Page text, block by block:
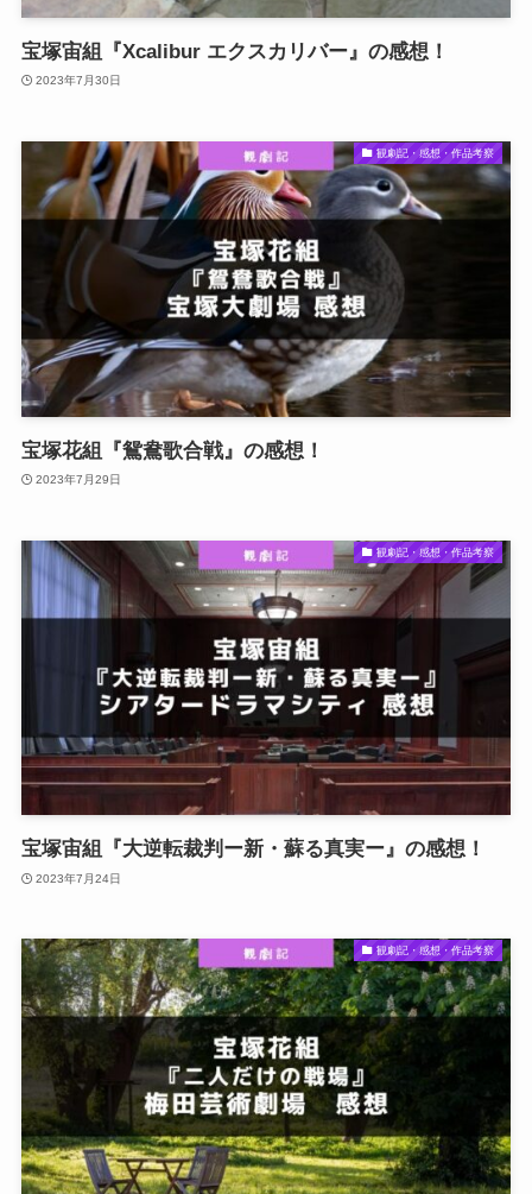
宝塚宙組『Xcalibur エクスカリバー』の感想！
2023年7月30日
観劇記・感想・作品考察
宝塚花組『鴛鴦歌合戦』の感想！
2023年7月29日
観劇記・感想・作品考察
宝塚宙組『大逆転裁判ー新・蘇る真実ー』の感想！
2023年7月24日
観劇記・感想・作品考察